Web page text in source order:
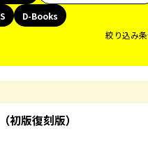
D-Books
絞り込み
版復刻版）